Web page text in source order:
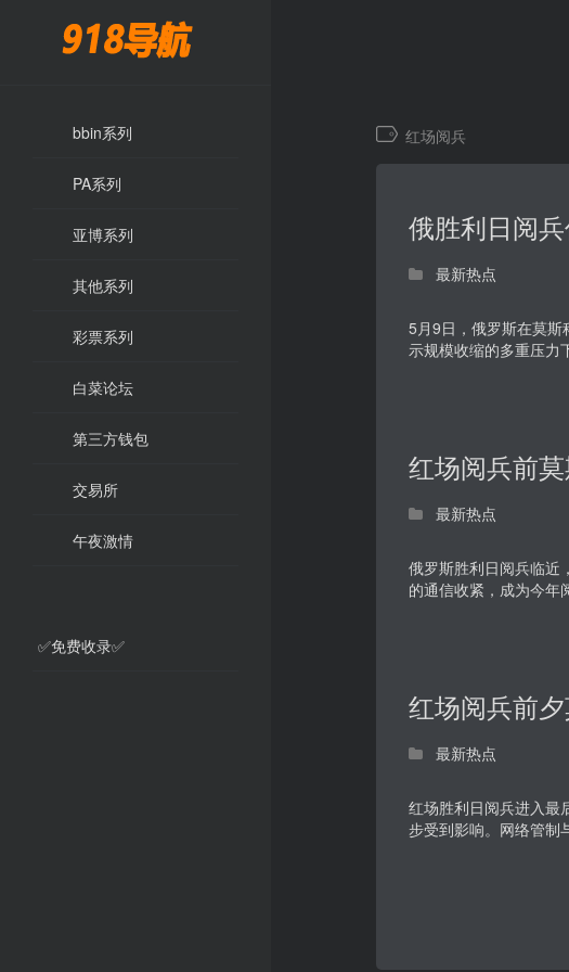
bbin系列
PA系列
亚博系列
其他系列
彩票系列
白菜论坛
第三方钱包
交易所
午夜激情
✅免费收录✅
红场阅兵
俄胜利日阅
最新热点
5月9日，俄罗斯在莫
示规模收缩的多重压力
红场阅兵前
最新热点
俄罗斯胜利日阅兵临近
的通信收紧，成为今年
红场阅兵前
最新热点
红场胜利日阅兵进入最
步受到影响。网络管制